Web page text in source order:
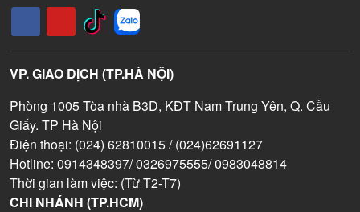
VP. GIAO DỊCH (TP.HÀ NỘI)
Phòng 1005 Tòa nhà B3D, KĐT Nam Trung Yên, Q. Cầu
Giấy. TP Hà Nội
Điện thoại: (024) 62810015 / (024)62691127
Hotline: 0914348397/ 0326975555/ 0983048814
Thời gian làm việc: (Từ T2-T7)
CHI NHÁNH (TP.HCM)